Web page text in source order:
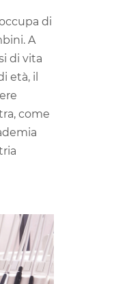
di
A
di vita
età, il
come